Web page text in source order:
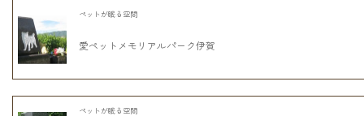
ペットが眠る空間
愛ペットメモリアルパーク伊賀
ペットが眠る空間